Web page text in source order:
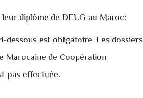
diplôme de DEUG au Maroc:
est obligatoire. Les dossiers
Marocaine de Coopération
pas effectuée.